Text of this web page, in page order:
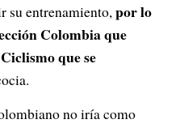
su entrenamiento,por lo
Colombia que
que se
no iría como